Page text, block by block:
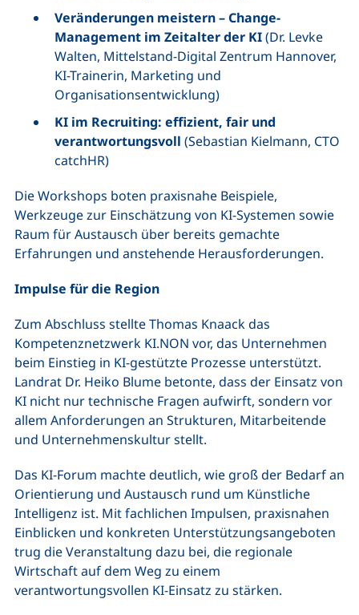
Veränderungen meistern – Change-
Management im Zeitalter der KI(Dr. Levke
Walten, Mittelstand-Digital Zentrum Hannover,
KI-Trainerin, Marketing und
Organisationsentwicklung)
KI im Recruiting: effizient, fair und
verantwortungsvoll (Sebastian Kielmann, CTO
catchHR)
Die Workshops boten praxisnahe Beispiele,
Werkzeuge zur Einschätzung von KI-Systemen sowie
Raum für Austausch über bereits gemachte
Erfahrungen und anstehende Herausforderungen.
Impulse für die Region
Zum Abschluss stellte Thomas Knaack das
Kompetenznetzwerk KI.NON vor, das Unternehmen
beim Einstieg in KI-gestützte Prozesse unterstützt.
Landrat Dr. Heiko Blume betonte, dass der Einsatz von
KI nicht nur technische Fragen aufwirft, sondern vor
allem Anforderungen an Strukturen, Mitarbeitende
und Unternehmenskultur stellt.
Das KI-Forum machte deutlich, wie groß der Bedarf an
Orientierung und Austausch rund um Künstliche
Intelligenz ist. Mit fachlichen Impulsen, praxisnahen
Einblicken und konkreten Unterstützungsangeboten
trug die Veranstaltung dazu bei, die regionale
Wirtschaft auf dem Weg zu einem
verantwortungsvollen KI-Einsatz zu stärken.